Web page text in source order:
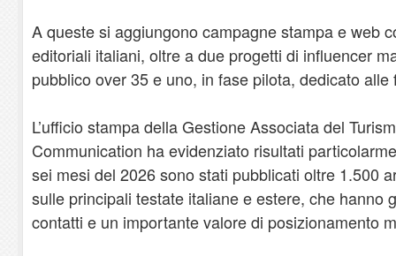
A queste si aggiungono campagne stampa e web
editoriali italiani, oltre a due progetti di influencer
pubblico over 35 e uno, in fase pilota, dedicato
L’ufficio stampa della Gestione Associata del
Communication ha evidenziato risultati
sei mesi del 2026 sono stati pubblicati oltre 1.500
sulle principali testate italiane e estere, che hanno
contatti e un importante valore di posizionamento